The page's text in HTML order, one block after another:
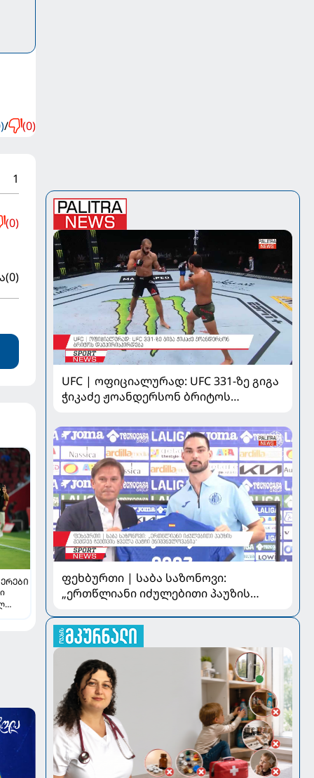
/ (0)
1
(0)
(0)
UFC | ოფიციალურად: UFC 331-ზე გიგა
ჭიკაძე ჟოანდერსონ ბრიტოს
ფეხბურთი | საბა საზონოვი:
„ერთწლიანი იძულებითი პაუზის
მნიშვნელოვანია“